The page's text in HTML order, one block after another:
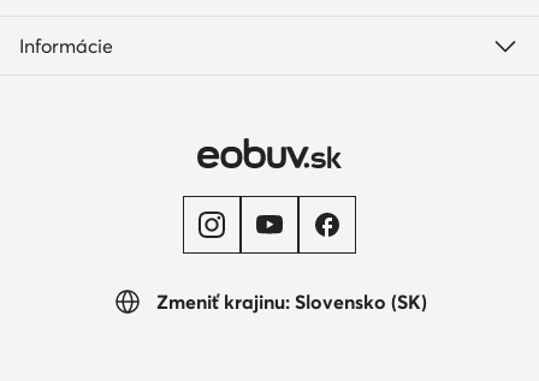
Zmeniť krajinu: Slovensko (SK)
Informácie